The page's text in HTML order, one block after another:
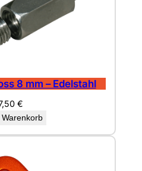
8 mm – Edelstahl
€